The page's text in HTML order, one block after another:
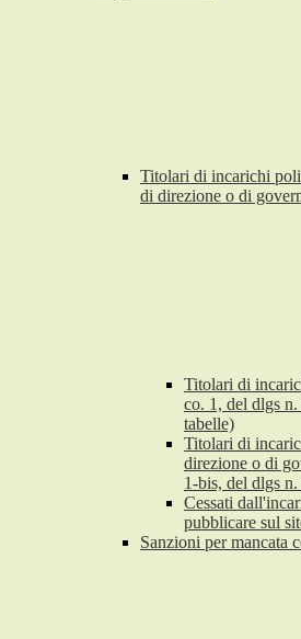
Titolari di incarichi
di direzione o di
Titolari di
co. 1, del dlgs
tabelle)
Titolari di
direzione o di
1-bis, del dlgs
Cessati
pubblicare sul
Sanzioni per mancata